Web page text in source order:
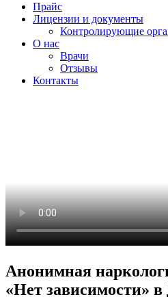
Прайс
Лицензии и документы
Контролирующие
О нас
Врачи
Отзывы
Контакты
Анонимная
«Нет зависимости»